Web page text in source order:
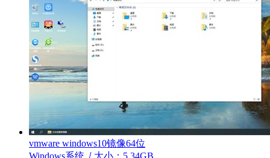
vmware windows10镜像64位